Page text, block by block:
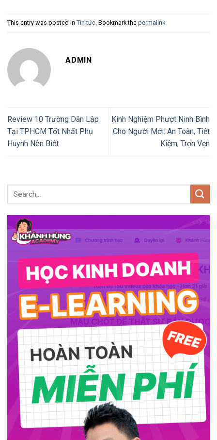
This entry was posted in Tin tức. Bookmark the permalink.
ADMIN
Review 10 Trường Dân Lập
Tại TPHCM Tốt Nhất Phụ
Huynh Nên Biết
Kinh Nghiệm Phượt Ninh Bình
Cho Người Mới: An Toàn, Tiết
Kiệm, Trọn Vẹn